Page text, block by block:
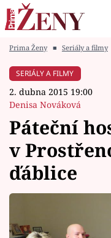
Módní alarm
Témata
Celebrity
Prima Ženy ■ Seriály a filmy
SERIÁLY A FILMY
2. dubna 2015 19:00
Denisa Nováková
Páteční
v
ďáblice